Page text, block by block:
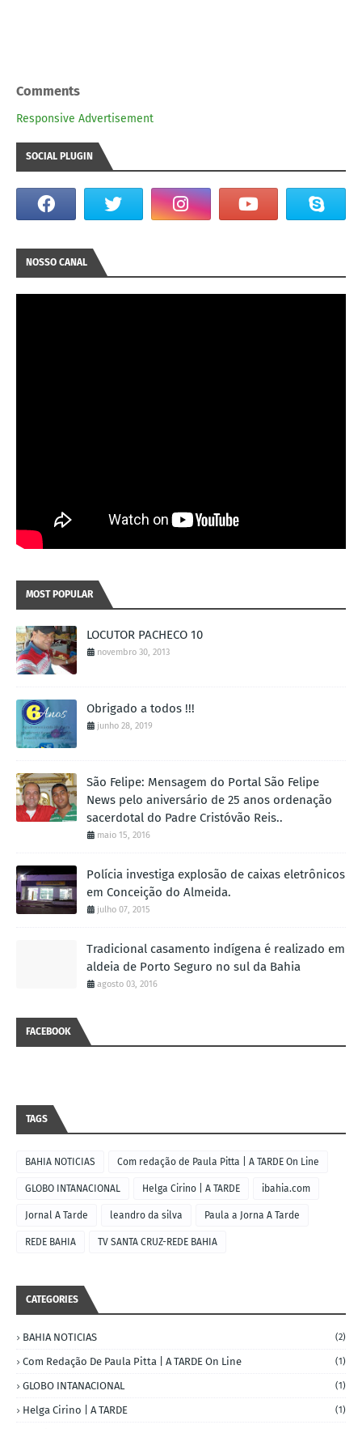
Comments
Responsive Advertisement
SOCIAL PLUGIN
NOSSO CANAL
MOST POPULAR
LOCUTOR PACHECO 10
novembro 30, 2013
Obrigado a todos !!!
junho 28, 2019
São Felipe: Mensagem do Portal São Felipe
News pelo aniversário de 25 anos ordenação
sacerdotal do Padre Cristóvão Reis..
maio 15, 2016
Polícia investiga explosão de caixas eletrônicos
em Conceição do Almeida.
julho 07, 2015
Tradicional casamento indígena é realizado em
aldeia de Porto Seguro no sul da Bahia
agosto 03, 2016
FACEBOOK
TAGS
BAHIA NOTICIAS Com redação de Paula Pitta | A TARDE On Line
GLOBO INTANACIONAL Helga Cirino | A TARDE ibahia.com
Jornal A Tarde leandro da silva Paula a Jorna A Tarde
REDE BAHIA TV SANTA CRUZ-REDE BAHIA
CATEGORIES
BAHIA NOTICIAS (2)
Com Redação De Paula Pitta | A TARDE On Line (1)
GLOBO INTANACIONAL (1)
Helga Cirino | A TARDE (1)